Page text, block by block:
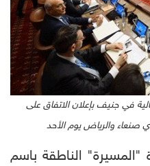
في جنيف بإعلان الاتفاق على
صنعاء والرياض يوم الأحد
"المسيرة" الناطقة باسم